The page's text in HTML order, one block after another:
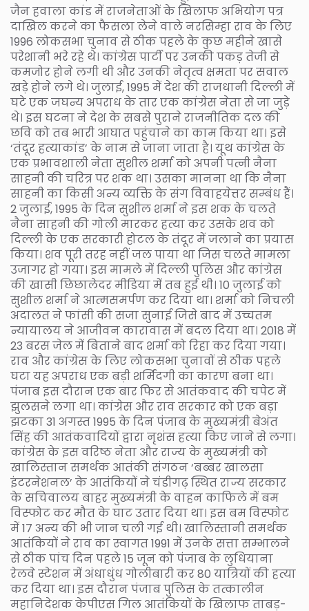
जैन हवाला कांड में राजनेताओं के खिलाफ अभियोग पत्र
दाखिल करने का फैसला लेने वाले नरसिम्हा राव के लिए
1996 लोकसभा चुनाव से ठीक पहले के कुछ महीने खासे
परेशानी भरे रहे थे। कांग्रेस पार्टी पर उनकी पकड़ तेजी से
कमजोर होने लगी थी और उनकी नेतृत्व क्षमता पर सवाल
खड़े होने लगे थे। जुलाई, 1995 में देश की राजधानी दिल्ली में
घटे एक जघन्य अपराध के तार एक कांग्रेस नेता से जा जुड़े
थे। इस घटना ने देश के सबसे पुराने राजनीतिक दल की
छवि को तब भारी आघात पहुंचाने का काम किया था। इसे
‘तंदूर हत्याकांड’ के नाम से जाना जाता है। यूथ कांग्रेस के
एक प्रभावशाली नेता सुशील शर्मा को अपनी पत्नी नैना
साहनी की चरित्र पर शक था। उसका मानना था कि नैना
साहनी का किसी अन्य व्यक्ति के संग विवाहयेत्तर सम्बंध हैं।
2 जुलाई, 1995 के दिन सुशील शर्मा ने इस शक के चलते
नैना साहनी की गोली मारकर हत्या कर उसके शव को
दिल्ली के एक सरकारी होटल के तंदूर में जलाने का प्रयास
किया। शव पूरी तरह नहीं जल पाया था जिस चलते मामला
उजागर हो गया। इस मामले में दिल्ली पुलिस और कांग्रेस
की खासी छिछालेदर मीडिया में तब हुई थी। 10 जुलाई को
सुशील शर्मा ने आत्मसमर्पण कर दिया था। शर्मा को निचली
अदालत ने फांसी की सजा सुनाई जिसे बाद में उच्चतम
न्यायालय ने आजीवन कारावास में बदल दिया था। 2018 में
23 बरस जेल में बिताने बाद शर्मा को रिहा कर दिया गया।
राव और कांग्रेस के लिए लोकसभा चुनावों से ठीक पहले
घटा यह अपराध एक बड़ी शर्मिंदगी का कारण बना था।
पंजाब इस दौरान एक बार फिर से आतंकवाद की चपेट में
झुलसने लगा था। कांग्रेस और राव सरकार को एक बड़ा
झटका 31 अगस्त 1995 के दिन पंजाब के मुख्यमंत्री बेअंत
सिंह की आतंकवादियों द्वारा नृशंस हत्या किए जाने से लगा।
कांग्रेस के इस वरिष्ठ नेता और राज्य के मुख्यमंत्री को
खालिस्तान समर्थक आतंकी संगठन ‘बब्बर खालसा
इंटरनेशनल’ के आतंकियों ने चंडीगढ़ स्थित राज्य सरकार
के सचिवालय बाहर मुख्यमंत्री के वाहन काफिले में बम
विस्फोट कर मौत के घाट उतार दिया था। इस बम विस्फोट
में 17 अन्य की भी जान चली गई थी। खालिस्तानी समर्थक
आतंकियों ने राव का स्वागत 1991 में उनके सत्ता सम्भालने
से ठीक पांच दिन पहले 15 जून को पंजाब के लुधियाना
रेलवे स्टेशन में अंधाधुंध गोलीबारी कर 80 यात्रियों की हत्या
कर दिया था। इस दौरान पंजाब पुलिस के तत्कालीन
महानिदेशक केपीएस गिल आतंकियों के खिलाफ ताबड़-